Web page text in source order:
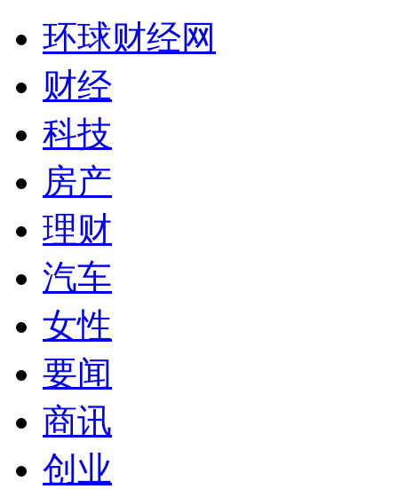
环球财经网
财经
科技
房产
理财
汽车
女性
要闻
商讯
创业